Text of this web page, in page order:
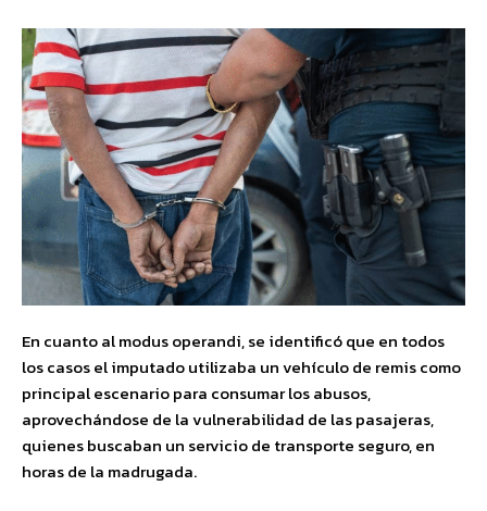
En cuanto al modus operandi, se identificó que en todos
los casos el imputado utilizaba un vehículo de remis como
principal escenario para consumar los abusos,
aprovechándose de la vulnerabilidad de las pasajeras,
quienes buscaban un servicio de transporte seguro, en
horas de la madrugada.